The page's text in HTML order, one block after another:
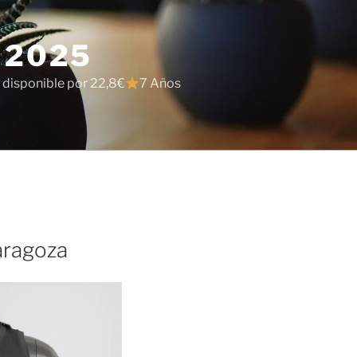
2025
disponible por 22,8€
7 Años